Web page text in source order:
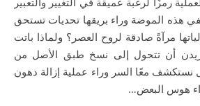
هذه الموضة وراء بريقها تحديات تستحق
مرآةً صادقة لروح العصر؟ ولماذا باتت
أن تتحول إلى نسخ طبق الأصل من
نستكشف معًا السر وراء عملية إزالة دهون
هوس البعض…